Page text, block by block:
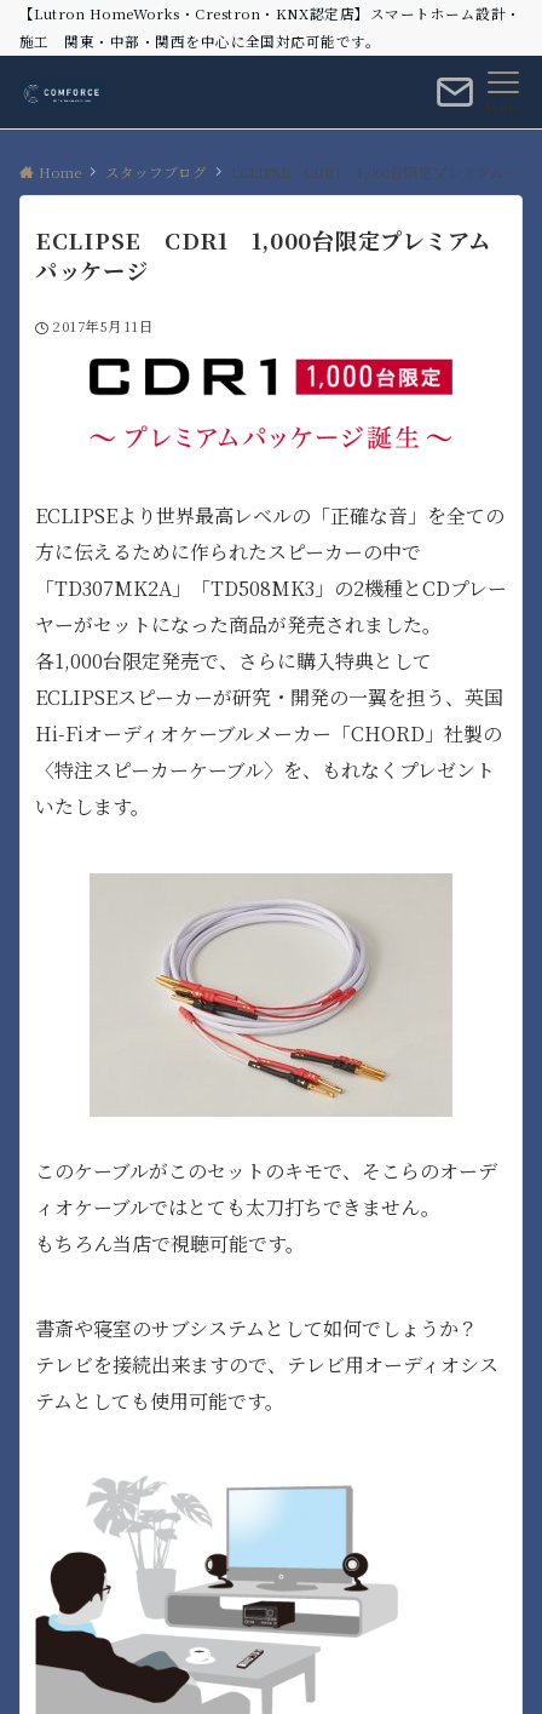
【Lutron HomeWorks・Crestron・KNX認定店】スマートホーム設計・
施工 関東・中部・関西を中心に全国対応可能です。
Home スタッフブログ ECLIPSE CDR1 1,000台限定プレミアムパッケージ
ECLIPSE CDR1 1,000台限定プレミアム
パッケージ
2017年5月11日
ECLIPSEより世界最高レベルの「正確な音」を全ての
方に伝えるために作られたスピーカーの中で
「TD307MK2A」「TD508MK3」の2機種とCDプレー
ヤーがセットになった商品が発売されました。
各1,000台限定発売で、さらに購入特典として
ECLIPSEスピーカーが研究・開発の一翼を担う、英国
Hi-Fiオーディオケーブルメーカー「CHORD」社製の
〈特注スピーカーケーブル〉を、もれなくプレゼント
いたします。
このケーブルがこのセットのキモで、そこらのオーデ
ィオケーブルではとても太刀打ちできません。
もちろん当店で視聴可能です。
書斎や寝室のサブシステムとして如何でしょうか？
テレビを接続出来ますので、テレビ用オーディオシス
テムとしても使用可能です。